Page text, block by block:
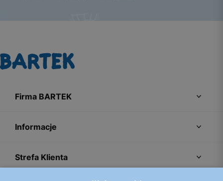
Firma BARTEK
Informacje
Strefa Klienta